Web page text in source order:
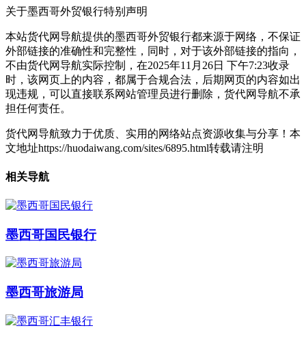
关于墨西哥外贸银行特别声明
本站货代网导航提供的墨西哥外贸银行都来源于网络，不保证
外部链接的准确性和完整性，同时，对于该外部链接的指向，
不由货代网导航实际控制，在2025年11月26日 下午7:23收录
时，该网页上的内容，都属于合规合法，后期网页的内容如出
现违规，可以直接联系网站管理员进行删除，货代网导航不承
担任何责任。
货代网导航致力于优质、实用的网络站点资源收集与分享！ 本
文地址https://huodaiwang.com/sites/6895.html转载请注明
相关导航
墨西哥国民银行
墨西哥旅游局